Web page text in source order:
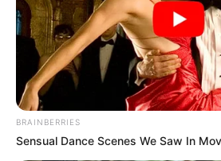
BRAINBERRIES
Sensual Dance Scenes We Saw In